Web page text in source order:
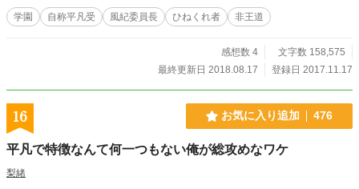
学園 自称平凡受 風紀委員長 ひねくれ者 非王道
感想数 4
文字数 158,575
最終更新日 2018.08.17
登録日 2017.11.17
16 お気に入り追加 476
平凡で特徴なんて何一つもない俺が総攻めなワケ
梨緒